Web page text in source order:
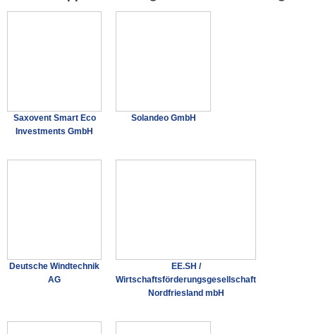
Saxovent Smart Eco
Investments GmbH
Solandeo GmbH
Deutsche Windtechnik
AG
EE.SH /
Wirtschaftsförderungsgesellschaft
Nordfriesland mbH